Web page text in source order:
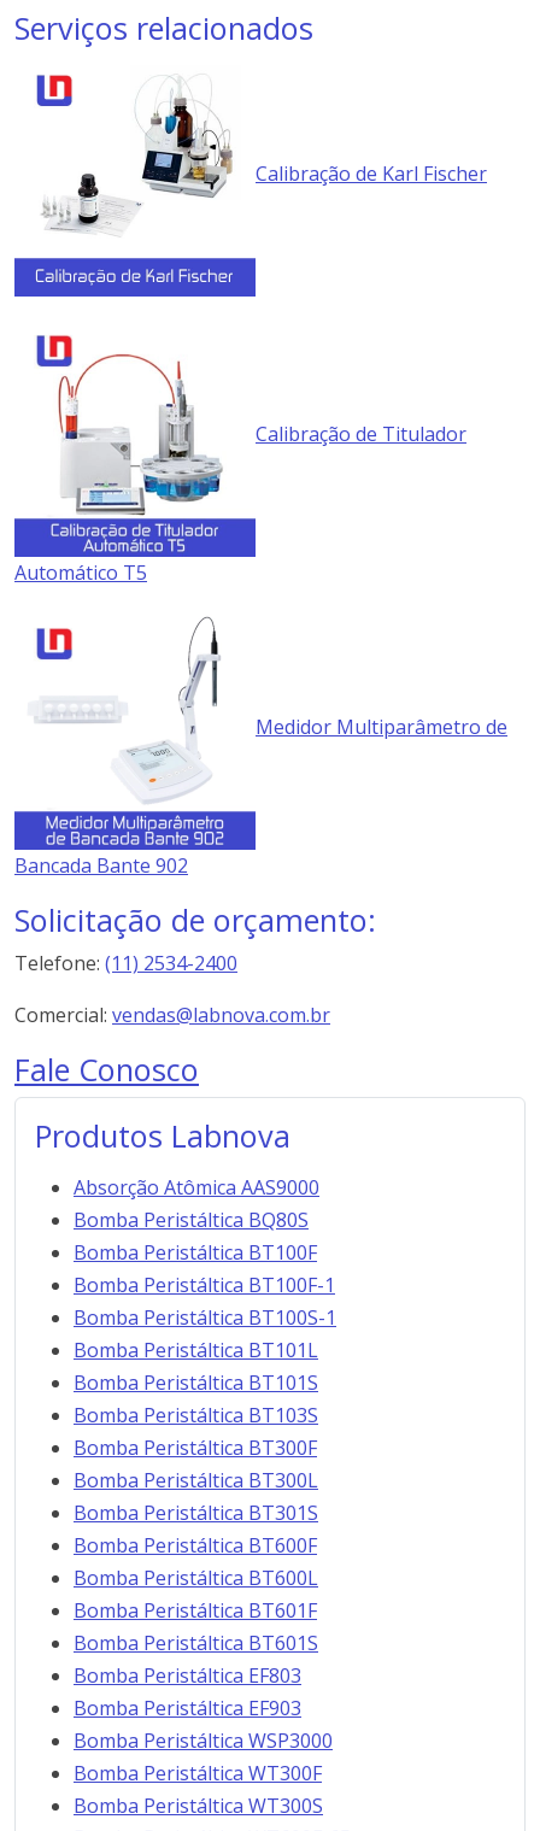
Serviços relacionados
Calibração de Karl Fischer
Calibração de Titulador
Automático T5
Medidor Multiparâmetro de
Bancada Bante 902
Solicitação de orçamento:
Telefone: (11) 2534-2400
Comercial: vendas@labnova.com.br
Fale Conosco
Produtos Labnova
Absorção Atômica AAS9000
Bomba Peristáltica BQ80S
Bomba Peristáltica BT100F
Bomba Peristáltica BT100F-1
Bomba Peristáltica BT100S-1
Bomba Peristáltica BT101L
Bomba Peristáltica BT101S
Bomba Peristáltica BT103S
Bomba Peristáltica BT300F
Bomba Peristáltica BT300L
Bomba Peristáltica BT301S
Bomba Peristáltica BT600F
Bomba Peristáltica BT600L
Bomba Peristáltica BT601F
Bomba Peristáltica BT601S
Bomba Peristáltica EF803
Bomba Peristáltica EF903
Bomba Peristáltica WSP3000
Bomba Peristáltica WT300F
Bomba Peristáltica WT300S